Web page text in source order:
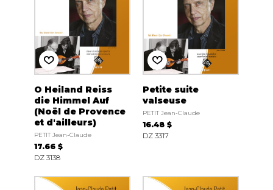
O Heiland Reiss
die Himmel Auf
(Noël de Provence
et d'ailleurs)
PETIT Jean-Claude
17.66 $
DZ 3138
Petite suite
valseuse
PETIT Jean-Claude
16.48 $
DZ 3317